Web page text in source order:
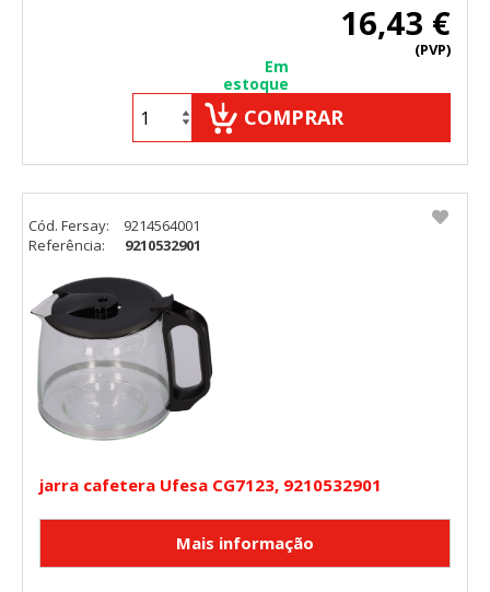
16,43 €
(PVP)
Em
estoque
COMPRAR
jarra cafetera Ufesa CG7123, 9210532901
Cód. Fersay:
9214564001
Referência:
9210532901